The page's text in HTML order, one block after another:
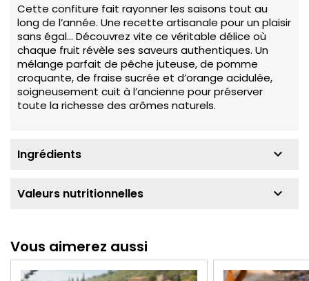
Cette confiture fait rayonner les saisons tout au
long de l’année. Une recette artisanale pour un plaisir
sans égal… Découvrez vite ce véritable délice où
chaque fruit révèle ses saveurs authentiques. Un
mélange parfait de pêche juteuse, de pomme
croquante, de fraise sucrée et d’orange acidulée,
soigneusement cuit à l’ancienne pour préserver
toute la richesse des arômes naturels.
Ingrédients keyboard_arrow_down
Valeurs nutritionnelles keyboard_arrow_down
Vous aimerez aussi